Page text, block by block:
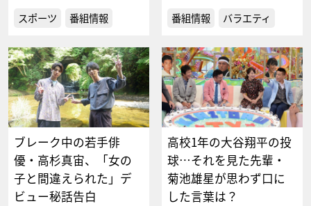
スポーツ 番組情報 番組情報 バラエティ
ブレーク中の若手俳
優・高杉真宙、「女の
子と間違えられた」デ
ビュー秘話告白
高校1年の大谷翔平の投
球…それを見た先輩・
菊池雄星が思わず口に
した言葉は？